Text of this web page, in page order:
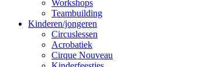
Workshops
Teambuilding
Kinderen/jongeren
Circuslessen
Acrobatiek
Cirque Nouveau